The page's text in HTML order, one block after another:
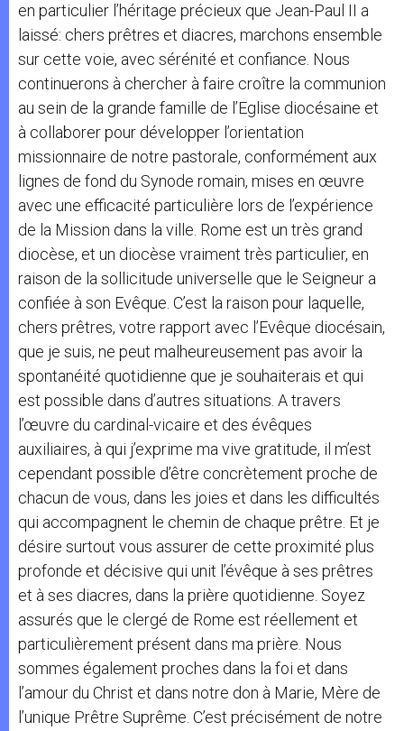
en particulier l’héritage précieux que Jean-Paul II a
laissé: chers prêtres et diacres, marchons ensemble
sur cette voie, avec sérénité et confiance. Nous
continuerons à chercher à faire croître la communion
au sein de la grande famille de l’Eglise diocésaine et
à collaborer pour développer l’orientation
missionnaire de notre pastorale, conformément aux
lignes de fond du Synode romain, mises en œuvre
avec une efficacité particulière lors de l’expérience
de la Mission dans la ville. Rome est un très grand
diocèse, et un diocèse vraiment très particulier, en
raison de la sollicitude universelle que le Seigneur a
confiée à son Evêque. C’est la raison pour laquelle,
chers prêtres, votre rapport avec l’Evêque diocésain,
que je suis, ne peut malheureusement pas avoir la
spontanéité quotidienne que je souhaiterais et qui
est possible dans d’autres situations. A travers
l’œuvre du cardinal-vicaire et des évêques
auxiliaires, à qui j’exprime ma vive gratitude, il m’est
cependant possible d’être concrètement proche de
chacun de vous, dans les joies et dans les difficultés
qui accompagnent le chemin de chaque prêtre. Et je
désire surtout vous assurer de cette proximité plus
profonde et décisive qui unit l’évêque à ses prêtres
et à ses diacres, dans la prière quotidienne. Soyez
assurés que le clergé de Rome est réellement et
particulièrement présent dans ma prière. Nous
sommes également proches dans la foi et dans
l’amour du Christ et dans notre don à Marie, Mère de
l’unique Prêtre Suprême. C’est précisément de notre